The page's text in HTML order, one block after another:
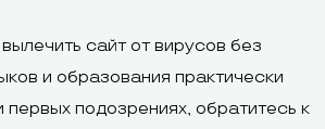
сайт от вирусов без
и образования практически
подозрениях, обратитесь к